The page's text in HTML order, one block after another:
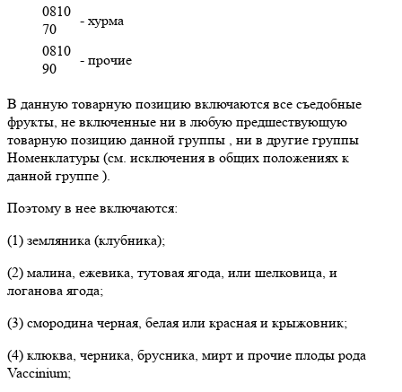
0810
70
- хурма
0810
90
- прочие
В данную товарную позицию включаются все съедобные
фрукты, не включенные ни в любую предшествующую
товарную позицию данной группы , ни в другие группы
Номенклатуры (см. исключения в общих положениях к
данной группе ).
Поэтому в нее включаются:
(1) земляника (клубника);
(2) малина, ежевика, тутовая ягода, или шелковица, и
логанова ягода;
(3) смородина черная, белая или красная и крыжовник;
(4) клюква, черника, брусника, мирт и прочие плоды рода
Vaccinium;